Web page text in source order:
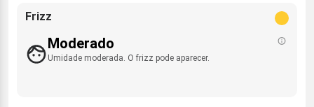
Frizz
Moderado
Umidade moderada. O frizz pode aparecer.